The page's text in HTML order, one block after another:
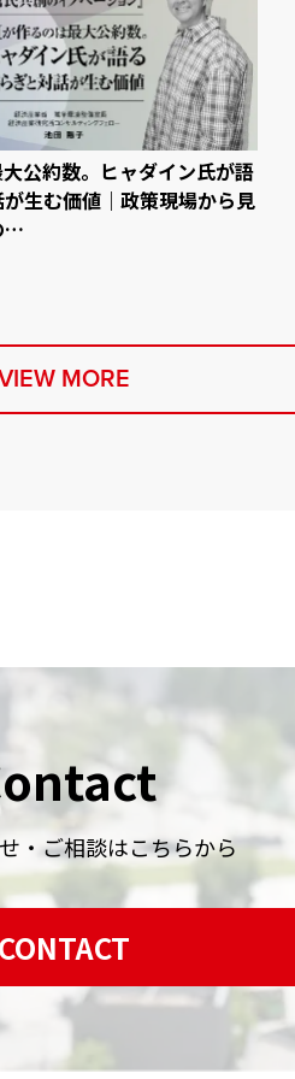
公約数。ヒャダイン氏が語
生む価値｜政策現場から見
…
MORE
・ご相談はこちらから
CONTACT